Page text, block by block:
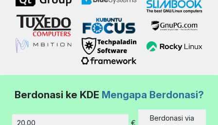
Berdonasi ke KDE Mengapa Berdonasi?
€
Berdonasi via